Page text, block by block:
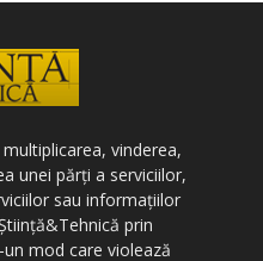
vinderea,
unei părți a serviciilor,
sau informațiilor
prin
mod care violează